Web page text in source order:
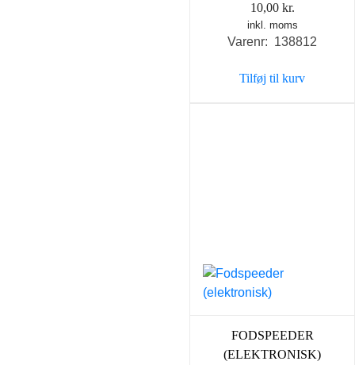
10,00 kr.
inkl. moms
Varenr: 138812
Tilføj til kurv
FODSPEEDER
(ELEKTRONISK)